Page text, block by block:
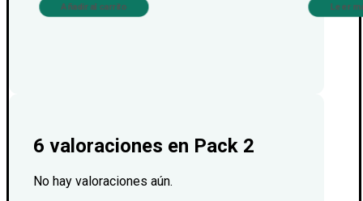
Añadir al carrito Leer
6 valoraciones en Pack 2
No hay valoraciones aún.